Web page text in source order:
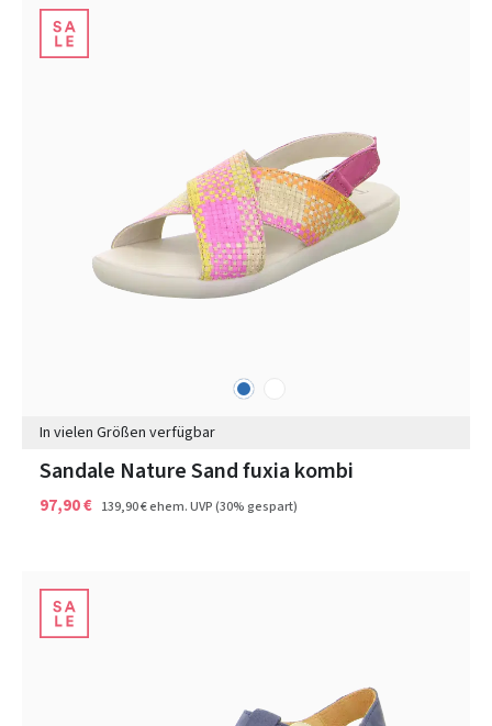
blau
In vielen Größen verfügbar
Sandale Nature Sand fuxia kombi
97,90 € 139,90 €ehem. UVP(30% gespart)